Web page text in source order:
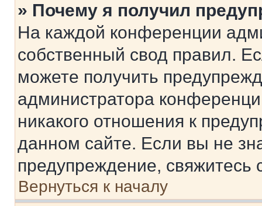
» Почему я получил
На каждой конференции
собственный свод правил.
можете получить
администратора
никакого отношения к
данном сайте. Если вы не
предупреждение,
Вернуться к началу